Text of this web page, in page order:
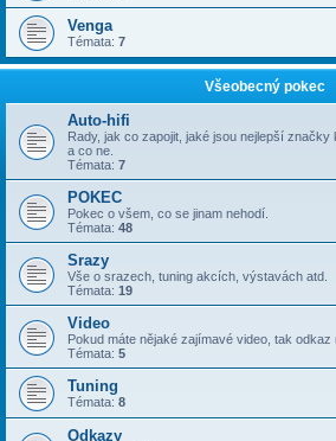
Venga
Témata: 7
Všeobecný pokec
Auto-hifi
Rady, jak co zapojit, jaké jsou nejlepší značky
a co ne.
Témata: 7
POKEC
Pokec o všem, co se jinam nehodí.
Témata: 48
Srazy
Vše o srazech, tuning akcích, výstavách atd.
Témata: 19
Video
Pokud máte nějaké zajímavé video, tak odkaz
Témata: 5
Tuning
Témata: 8
Odkazy